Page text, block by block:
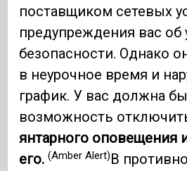
поставщиком сетевых
предупреждения вас об
безопасности. Однако
в неурочное время и
график. У вас должна
возможность
янтарного оповещения
его.(Amber Alert) В